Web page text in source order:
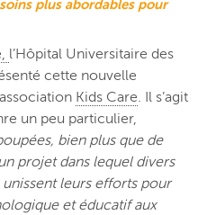
plus abordables pour
l’Hôpital Universitaire des
cette nouvelle
Kids Care. Il s’agit
un peu particulier,
bien plus que de
projet dans lequel divers
leurs efforts pour
et éducatif aux